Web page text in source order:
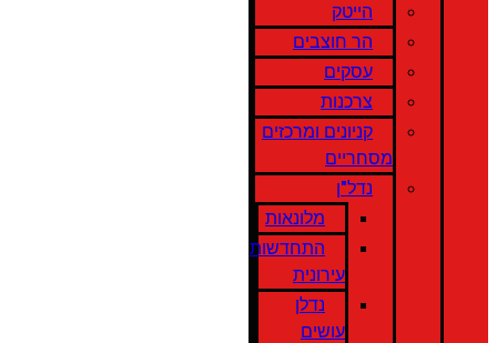
הייטק
הר חוצבים
עסקים
צרכנות
קניונים ומרכזים
מסחריים
נדל"ן
מלונאות
התחדשות
עירונית
נדלן
עושים